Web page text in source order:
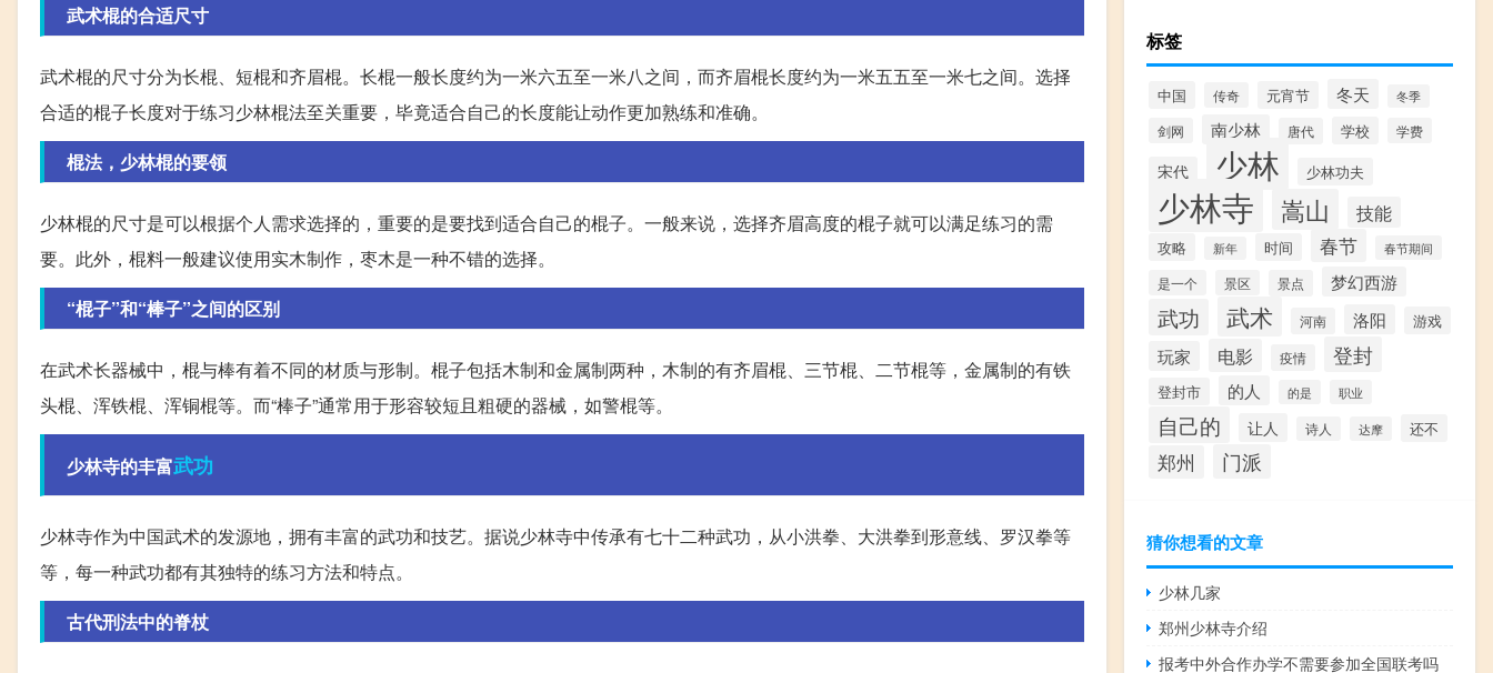
武术棍的合适尺寸
武术棍的尺寸分为长棍、短棍和齐眉棍。长棍一般长度约为一米六五至一米八之间，而齐眉棍长度约为一米五五至一米七之间。选择
合适的棍子长度对于练习少林棍法至关重要，毕竟适合自己的长度能让动作更加熟练和准确。
棍法，少林棍的要领
少林棍的尺寸是可以根据个人需求选择的，重要的是要找到适合自己的棍子。一般来说，选择齐眉高度的棍子就可以满足练习的需
要。此外，棍料一般建议使用实木制作，枣木是一种不错的选择。
“棍子”和“棒子”之间的区别
在武术长器械中，棍与棒有着不同的材质与形制。棍子包括木制和金属制两种，木制的有齐眉棍、三节棍、二节棍等，金属制的有铁
头棍、浑铁棍、浑铜棍等。而“棒子”通常用于形容较短且粗硬的器械，如警棍等。
少林寺的丰富武功
少林寺作为中国武术的发源地，拥有丰富的武功和技艺。据说少林寺中传承有七十二种武功，从小洪拳、大洪拳到形意线、罗汉拳等
等，每一种武功都有其独特的练习方法和特点。
古代刑法中的脊杖
标签
中国 传奇 元宵节 冬天 冬季
剑网 南少林 唐代 学校 学费
宋代 少林 少林功夫
少林寺 嵩山 技能
攻略 新年 时间 春节 春节期间
是一个 景区 景点 梦幻西游
武功 武术 河南 洛阳 游戏
玩家 电影 疫情 登封
登封市 的人 的是 职业
自己的 让人 诗人 达摩 还不
郑州 门派
猜你想看的文章
少林几家
郑州少林寺介绍
报考中外合作办学不需要参加全国联考吗